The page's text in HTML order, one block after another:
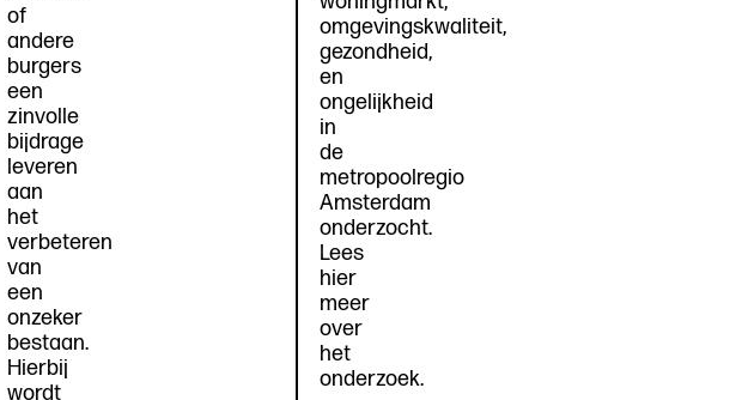
of
andere
burgers
een
zinvolle
bijdrage
leveren
aan
het
verbeteren
van
een
onzeker
bestaan.
Hierbij
wordt
omgevingskwaliteit,
gezondheid,
en
ongelijkheid
in
de
metropoolregio
Amsterdam
onderzocht.
Lees
hier
meer
over
het
onderzoek.